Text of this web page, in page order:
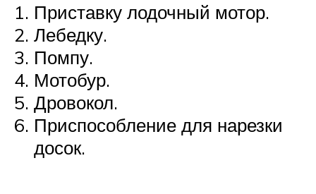
Приставку лодочный мотор.
Лебедку.
Помпу.
Мотобур.
Дровокол.
Приспособление для нарезки
досок.